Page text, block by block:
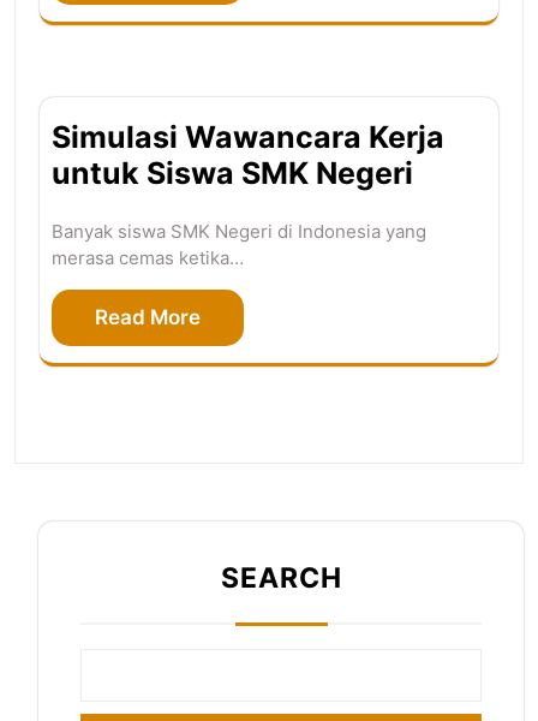
Simulasi Wawancara Kerja
untuk Siswa SMK Negeri
Banyak siswa SMK Negeri di Indonesia yang
merasa cemas ketika…
Read More
SEARCH